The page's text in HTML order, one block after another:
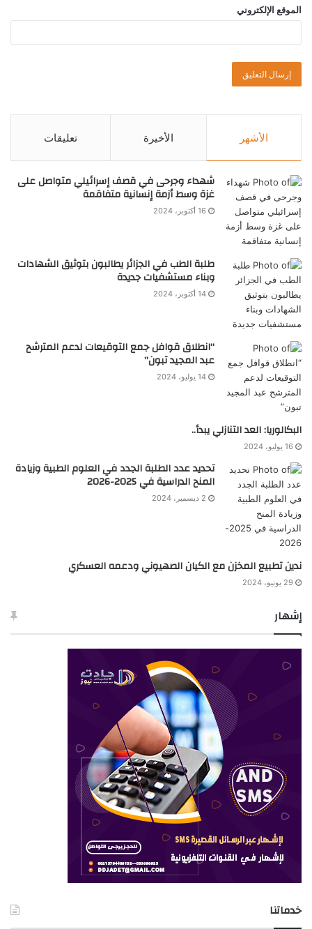
الموقع الإلكتروني
الأشهر الأخيرة تعليقات
شهداء وجرحى في قصف إسرائيلي متواصل على
غزة وسط أزمة إنسانية متفاقمة
16 أكتوبر، 2024
طلبة الطب في الجزائر يطالبون بتوثيق الشهادات
وبناء مستشفيات جديدة
14 أكتوبر، 2024
“انطلاق قوافل جمع التوقيعات لدعم المترشح
عبد المجيد تبون”
14 يوليو، 2024
البكالوريا: العد التنازلي يبدأ..
16 يوليو، 2024
تحديد عدد الطلبة الجدد في العلوم الطبية وزيادة
المنح الدراسية في 2025-2026
2 ديسمبر، 2024
ندين تطبيع المخزن مع الكيان الصهيوني ودعمه العسكري
29 يونيو، 2024
إشهار
خدماتنا